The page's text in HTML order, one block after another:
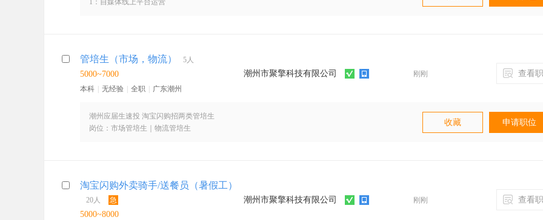
1：自媒体线上平台运营
平台流量运营:线上营销方案、算法适配、话题挑战、达人合作、直播探店
转化引流:挂载外卖入口、引导进群/加企微沉淀私域
效果复盘:曝光、涨粉、引流转化、订单带动数据跟踪
私域运营，M端-C端联动，完成项目维度的配合及提优。
【任职要求】
大专及以上学历，会写文案 + 剪映 + 看数据、熟悉 2 个以上平台、网感好、执行力强，就是合格新媒
管培生（市场，物流） 5人
5000~7000
本科 无经验 全职 广东潮州
潮州市聚擎科技有限公司 刚刚 查看
潮州应届生速投 淘宝闪购招两类管培生
岗位：市场管培生｜物流管培生
潮州本地 600 人团队，2 大运营中心 + 20 个站点
专属管培体系，直通市场、物流管理岗
市场岗：商户开发、商务运营对接
收藏 申请职位
淘宝闪购外卖骑手/送餐员（暑假工）
20人 急
5000~8000
潮州市聚擎科技有限公司 刚刚 查看